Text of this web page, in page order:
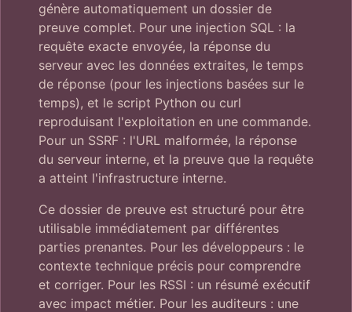
génère automatiquement un dossier de
preuve complet. Pour une injection SQL : la
requête exacte envoyée, la réponse du
serveur avec les données extraites, le temps
de réponse (pour les injections basées sur le
temps), et le script Python ou curl
reproduisant l'exploitation en une commande.
Pour un SSRF : l'URL malformée, la réponse
du serveur interne, et la preuve que la requête
a atteint l'infrastructure interne.
Ce dossier de preuve est structuré pour être
utilisable immédiatement par différentes
parties prenantes. Pour les développeurs : le
contexte technique précis pour comprendre
et corriger. Pour les RSSI : un résumé exécutif
avec impact métier. Pour les auditeurs : une